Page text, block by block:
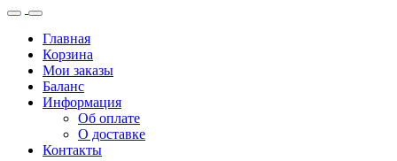
Главная
Корзина
Мои заказы
Баланс
Информация
Об оплате
О доставке
Контакты